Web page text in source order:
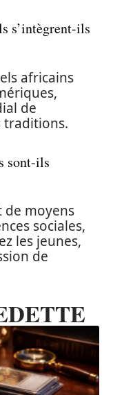
s’intègrent-ils
africains
de
traditions.
sont-ils
de moyens
sociales,
les jeunes,
de